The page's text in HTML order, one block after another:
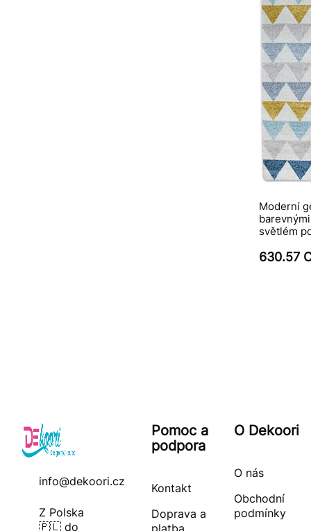
Moderní
světlém
630.57
info@dekoori.cz
Z Polska
🇵🇱 do
Pomoc a
podpora
Kontakt
Doprava a
O Dekoori
O nás
Obchodní
podmínky